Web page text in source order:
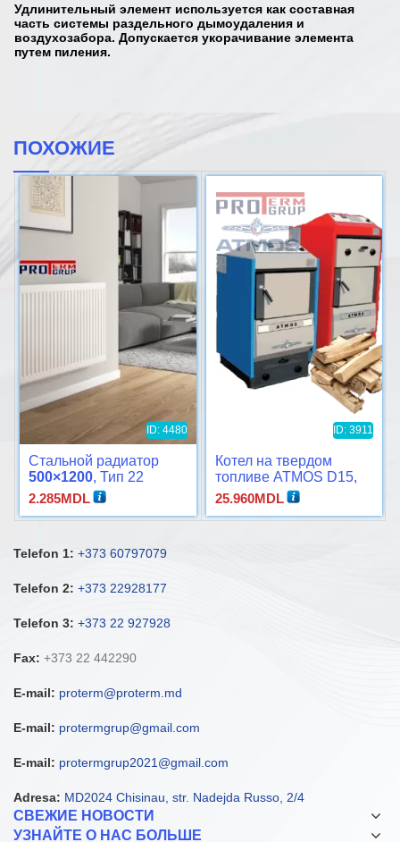
Удлинительный элемент используется как составная
часть системы раздельного дымоудаления и
воздухозабора. Допускается укорачивание элемента
путем пиления.
ПОХОЖИЕ
ID: 4480
Стальной радиатор
500×1200, Тип 22
2.285MDL
ID: 3911
Котел на твердом
топливе ATMOS D15,
D20, D21, D30
25.960MDL
Telefon 1: +373 60797079
Telefon 2: +373 22928177
Telefon 3: +373 22 927928
Fax: +373 22 442290
E-mail: proterm@proterm.md
E-mail: protermgrup@gmail.com
E-mail: protermgrup2021@gmail.com
Adresa: MD2024 Chisinau, str. Nadejda Russo, 2/4
СВЕЖИЕ НОВОСТИ
УЗНАЙТЕ О НАС БОЛЬШЕ